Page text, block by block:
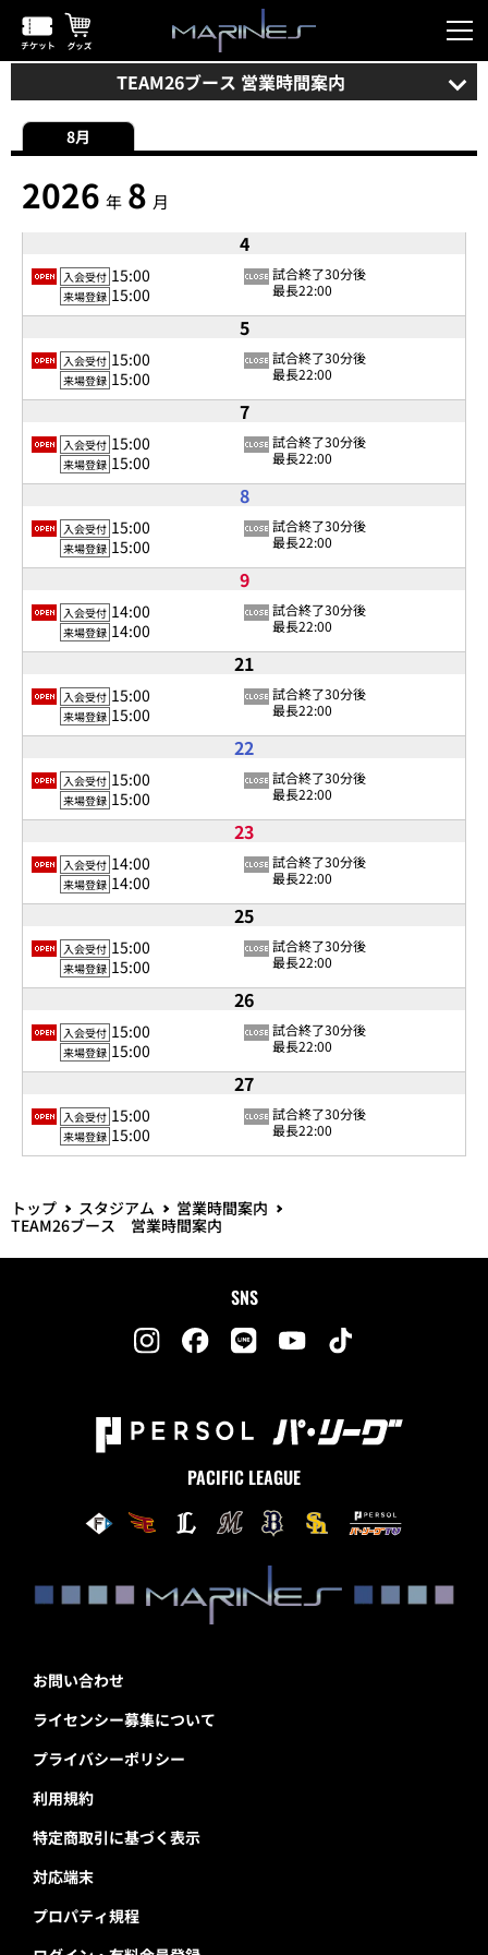
TEAM26ブース 営業時間案内
8月
2026 年 8 月
4
入会受付 15:00
来場登録 15:00
試合終了30分後
最長22:00
5
入会受付 15:00
来場登録 15:00
試合終了30分後
最長22:00
7
入会受付 15:00
来場登録 15:00
試合終了30分後
最長22:00
8
入会受付 15:00
来場登録 15:00
試合終了30分後
最長22:00
9
入会受付 14:00
来場登録 14:00
試合終了30分後
最長22:00
21
入会受付 15:00
来場登録 15:00
試合終了30分後
最長22:00
22
入会受付 15:00
来場登録 15:00
試合終了30分後
最長22:00
23
入会受付 14:00
来場登録 14:00
試合終了30分後
最長22:00
25
入会受付 15:00
来場登録 15:00
試合終了30分後
最長22:00
26
入会受付 15:00
来場登録 15:00
試合終了30分後
最長22:00
27
入会受付 15:00
来場登録 15:00
試合終了30分後
最長22:00
トップ スタジアム
営業時間案内
TEAM26ブース 営業時間案内
SNS
PACIFIC LEAGUE
お問い合わせ
ライセンシー募集について
プライバシーポリシー
利用規約
特定商取引に基づく表示
対応端末
プロパティ規程